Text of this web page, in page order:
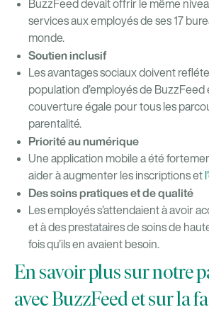
BuzzFeed devait offrir le même
services aux employés de ses 17
monde.
Soutien inclusif
Les avantages sociaux doivent
population d’employés de
couverture égale pour tous les
parentalité.
Priorité au numérique
Une application mobile a été
aider à augmenter les inscriptions et
Des soins pratiques et de qualité
Les employés s’attendaient à avoir
et à des prestataires de soins de
fois qu’ils en avaient besoin.
En savoir plus sur notre
avec BuzzFeed et sur la